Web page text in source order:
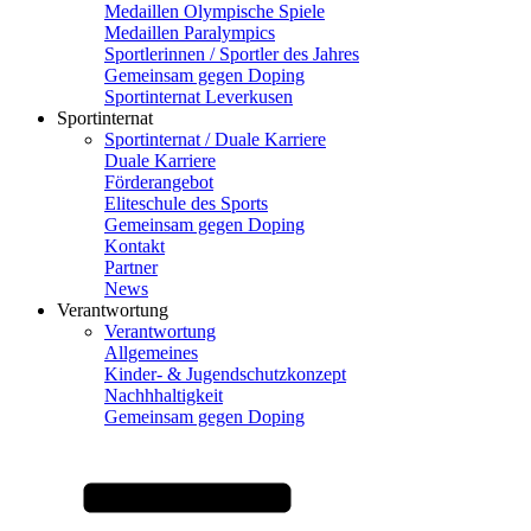
Medaillen Olympische Spiele
Medaillen Paralympics
Sportlerinnen / Sportler des Jahres
Gemeinsam gegen Doping
Sportinternat Leverkusen
Sportinternat
Sportinternat / Duale Karriere
Duale Karriere
Förderangebot
Eliteschule des Sports
Gemeinsam gegen Doping
Kontakt
Partner
News
Verantwortung
Verantwortung
Allgemeines
Kinder- & Jugendschutzkonzept
Nachhhaltigkeit
Gemeinsam gegen Doping